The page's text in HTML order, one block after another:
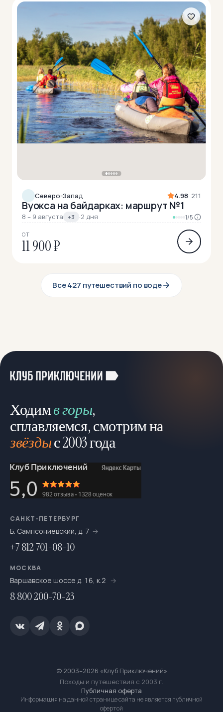
Северо-Запад 4.98· 211
Вуокса на байдарках: маршрут №1
8 – 9 августа +3 ·2 дня 1/5
ОТ
11 900 ₽
Все 427 путешествий по воде
Ходимв горы,
сплавляемся, смотрим на
звёздыс 2003 года
САНКТ-ПЕТЕРБУРГ
Б. Сампсониевский, д. 7
+7 812 701-08-10
МОСКВА
Варшавское шоссе д. 16, к.2
8 800 200-70-23
© 2003–2026 «Клуб Приключений»
Походы и путешествия с 2003 г.
Публичная оферта
Информация на данной странице сайта не является публичной
офертой